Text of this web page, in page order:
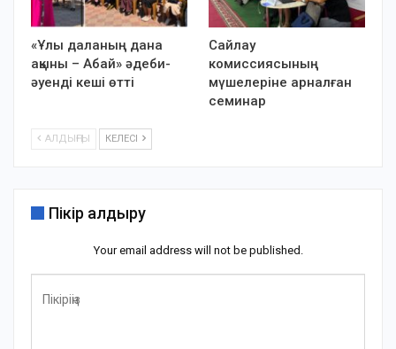
«Ұлы даланың дана
ақыны – Абай» әдеби-
әуенді кеші өтті
Сайлау
комиссиясының
мүшелеріне арналған
семинар
АЛДЫҢҒЫ КЕЛЕСІ
Пікір қалдыру
Your email address will not be published.